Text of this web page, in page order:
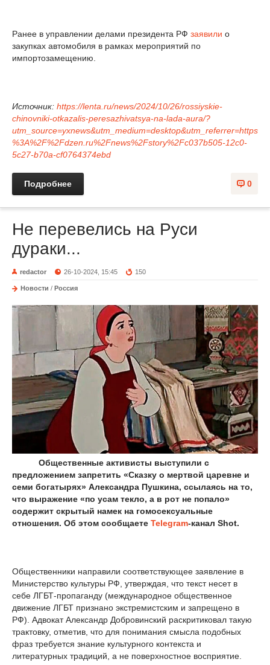
Ранее в управлении делами президента РФ заявили о
закупках автомобиля в рамках мероприятий по
импортозамещению.
Источник: https://lenta.ru/news/2024/10/26/rossiyskie-
chinovniki-otkazalis-peresazhivatsya-na-lada-aura/?
utm_source=yxnews&utm_medium=desktop&utm_referrer=https
%3A%2F%2Fdzen.ru%2Fnews%2Fstory%2Fc037b505-12c0-
5c27-b70a-cf0764374ebd
0
Подробнее
Не перевелись на Руси
дураки...
redactor 26-10-2024, 15:45 150
Новости / Россия
Общественные активисты выступили с
предложением запретить «Сказку о мертвой царевне и
семи богатырях» Александра Пушкина, ссылаясь на то,
что выражение «по усам текло, а в рот не попало»
содержит скрытый намек на гомосексуальные
отношения. Об этом сообщаете Telegram-канал Shot.
Общественники направили соответствующее заявление в
Министерство культуры РФ, утверждая, что текст несет в
себе ЛГБТ-пропаганду (международное общественное
движение ЛГБТ признано экстремистским и запрещено в
РФ). Адвокат Александр Добровинский раскритиковал такую
трактовку, отметив, что для понимания смысла подобных
фраз требуется знание культурного контекста и
литературных традиций, а не поверхностное восприятие.